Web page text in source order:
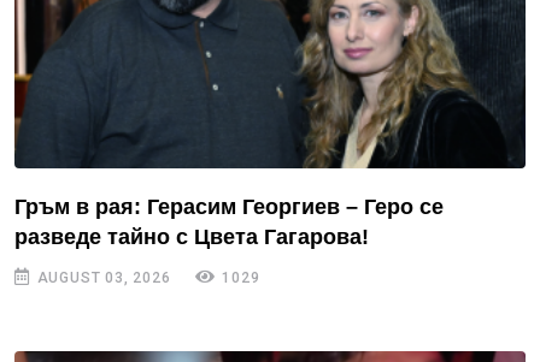
Гръм в рая: Герасим Георгиев – Геро се
разведе тайно с Цвета Гагарова!
AUGUST 03, 2026 1029